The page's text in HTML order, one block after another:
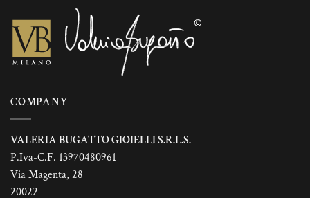
COMPANY
VALERIA BUGATTO GIOIELLI S.R.L.S.
P.Iva-C.F. 13970480961
Via Magenta, 28
20022